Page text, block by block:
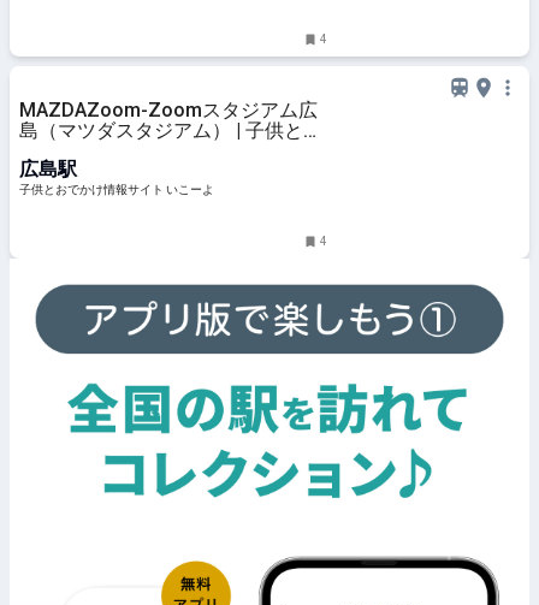
4
MAZDAZoom-Zoomスタジアム広
島（マツダスタジアム） | 子供とお
広島駅
子供とおでかけ情報サイト いこーよ
4